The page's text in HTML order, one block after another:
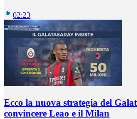
02:23
Ecco la nuova strategia del
convincere Leao e il Milan